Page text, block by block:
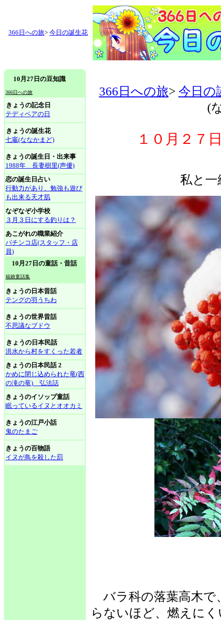
366日への旅> 今日の誕生花
10月27日の豆知識
366日への旅
きょうの記念日
テディベアの日
きょうの誕生花
七竈(ななかまど)
きょうの誕生日・出来事
1988年 長妻樹里(声優)
恋の誕生日占い
行動力があり、勉強も遊び
も出来る天才肌
なぞなぞ小学校
３月３日にする釣りは？
あこがれの職業紹介
パチンコ店(スタッフ・店
員)
10月27日の童話・昔話
福娘童話集
きょうの日本昔話
テングの羽うちわ
きょうの世界昔話
不思議なブドウ
きょうの日本民話
洪水から村をすくった若者
きょうの日本民話 2
かめに閉じ込められた竜(西
の滝の竜) 弘法話
きょうのイソップ童話
眠っているイヌとオオカミ
きょうの江戸小話
鬼のたまご
きょうの百物語
イヌが鳥を殺した罰
366日への旅> 今日の
(
１０月２７
私と一
バラ科の落葉高木で
らないほど、燃えに